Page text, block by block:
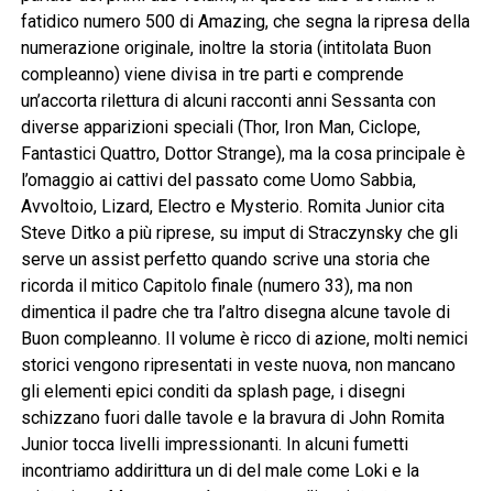
fatidico numero 500 di Amazing, che segna la ripresa della
numerazione originale, inoltre la storia (intitolata Buon
compleanno) viene divisa in tre parti e comprende
un’accorta rilettura di alcuni racconti anni Sessanta con
diverse apparizioni speciali (Thor, Iron Man, Ciclope,
Fantastici Quattro, Dottor Strange), ma la cosa principale è
l’omaggio ai cattivi del passato come Uomo Sabbia,
Avvoltoio, Lizard, Electro e Mysterio. Romita Junior cita
Steve Ditko a più riprese, su imput di Straczynsky che gli
serve un assist perfetto quando scrive una storia che
ricorda il mitico Capitolo finale (numero 33), ma non
dimentica il padre che tra l’altro disegna alcune tavole di
Buon compleanno. Il volume è ricco di azione, molti nemici
storici vengono ripresentati in veste nuova, non mancano
gli elementi epici conditi da splash page, i disegni
schizzano fuori dalle tavole e la bravura di John Romita
Junior tocca livelli impressionanti. In alcuni fumetti
incontriamo addirittura un di del male come Loki e la